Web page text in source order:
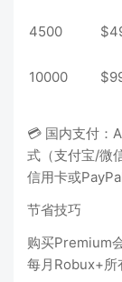
4500
10000
💳 国内支付：
式（支付宝/微
信用卡或PayPal
节省技巧
购买Premium
每月Robux+所